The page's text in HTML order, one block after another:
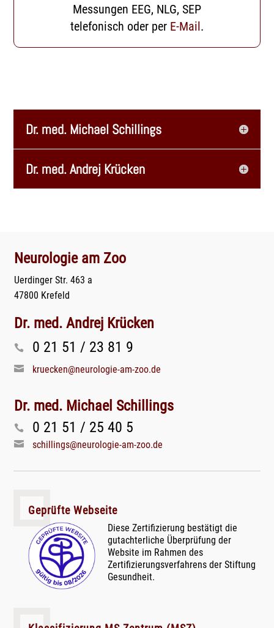
Messungen EEG, NLG, SEP
telefonisch oder per E-Mail.
Dr. med. Michael Schillings
Dr. med. Andrej Krücken
Neurologie am Zoo
Uerdinger Str. 463 a
47800 Krefeld
Dr. med. Andrej Krücken
0 21 51 / 23 81 9
kruecken@neurologie-am-zoo.de
Dr. med. Michael Schillings
0 21 51 / 25 40 5
schillings@neurologie-am-zoo.de
Geprüfte Webseite
Diese Zertifizierung bestätigt die
gutachterliche Überprüfung der
Website im Rahmen des
Zertifizierungsverfahrens der Stiftung
Gesundheit.